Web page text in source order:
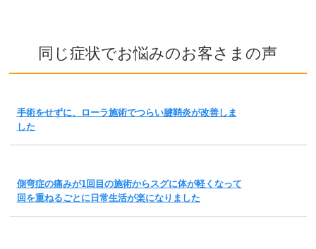
同じ症状でお悩みのお客さまの声
手術をせずに、ローラ施術でつらい腱鞘炎が改善しま
した
側弯症の痛みが1回目の施術からスグに体が軽くなって
回を重ねるごとに日常生活が楽になりました